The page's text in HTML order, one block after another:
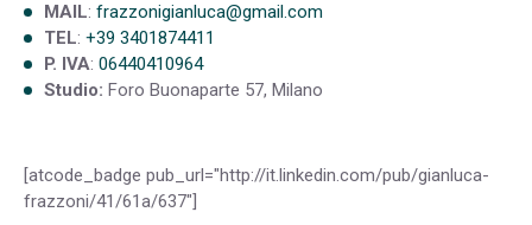
MAIL: frazzonigianluca@gmail.com
TEL: +39 3401874411
P. IVA: 06440410964
Studio: Foro Buonaparte 57, Milano
[atcode_badge pub_url="http://it.linkedin.com/pub/gianluca-
frazzoni/41/61a/637"]